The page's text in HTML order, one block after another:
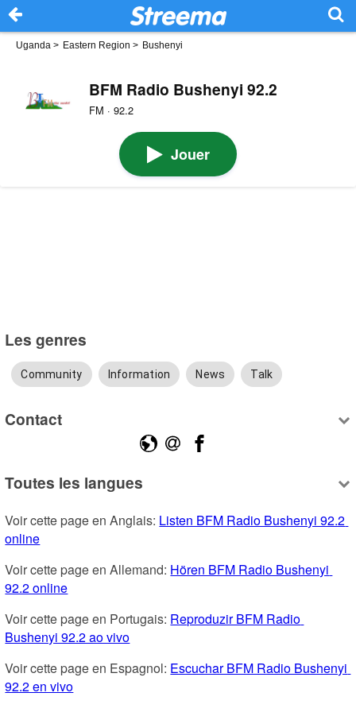
Uganda > Eastern Region > Bushenyi
BFM Radio Bushenyi 92.2
FM · 92.2
Jouer
Les genres
Community Information News Talk
Contact
Toutes les langues
Voir cette page en Anglais: Listen BFM Radio Bushenyi 92.2
online
Voir cette page en Allemand: Hören BFM Radio Bushenyi
92.2 online
Voir cette page en Portugais: Reproduzir BFM Radio
Bushenyi 92.2 ao vivo
Voir cette page en Espagnol: Escuchar BFM Radio Bushenyi
92.2 en vivo